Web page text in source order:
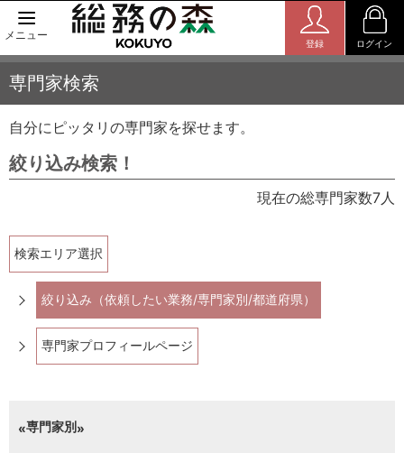
メニュー
登録 ログイン
専門家検索
自分にピッタリの専門家を探せます。
絞り込み検索！
現在の総専門家数7人
検索エリア選択
絞り込み（依頼したい業務/専門家別/都道府県）
専門家プロフィールページ
専門家別